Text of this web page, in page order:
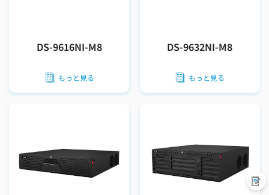
DS-9616NI-M8
もっと見る
DS-9632NI-M8
もっと見る